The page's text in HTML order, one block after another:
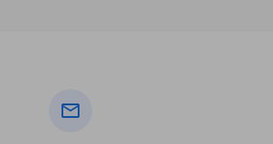
mail